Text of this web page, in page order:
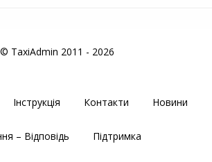
© TaxiAdmin 2011 - 2026
Інструкція Контакти Новини
– Відповідь Підтримка